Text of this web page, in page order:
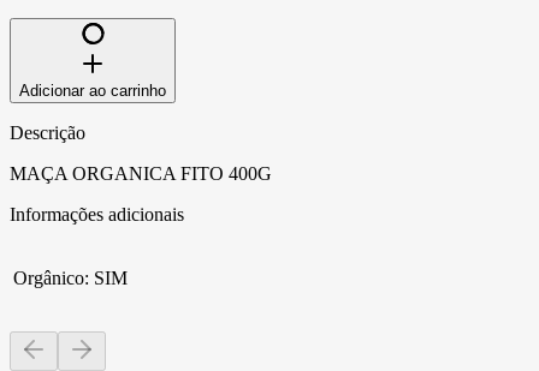
Adicionar ao carrinho
Descrição
MAÇA ORGANICA FITO 400G
Informações adicionais
Orgânico: SIM